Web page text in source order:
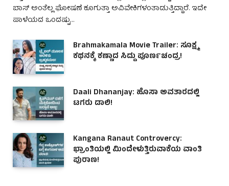
ಬಾಸ್ ಅಂತೆಲ್ಲ ಘೋಷಣೆ ಕೂಗುತ್ತಾ ಅವಿವೇಕಿಗಳಂತಾಡುತ್ತಿದ್ದಾರೆ. ಇದೇ
ಪಾಳೆಯದ ಒಂದಷ್ಟು…
Brahmakamala Movie Trailer: ಸೂಕ್ಷ್ಮ
ಕಥನಕ್ಕೆ ಕಣ್ಣಾದ ಸಿದ್ದು ಪೂರ್ಣಚಂದ್ರ!
Daali Dhananjay: ಹೊಸಾ ಅವತಾರದಲ್ಲಿ
ಟಗರು ಡಾಲಿ!
Kangana Ranaut Controvercy:
ಭ್ರಾಂತಿಯಲ್ಲಿ ಮಿಂದೇಳುತ್ತಿರುವಾಕೆಯ ವಾಂತಿ
ಪುರಾಣ!